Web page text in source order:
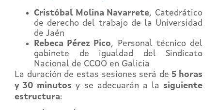
Cristóbal Molina Navarrete, Catedrático
de derecho del trabajo de la Universidad
de Jaén
Rebeca Pérez Pico, Personal técnico del
gabinete de igualdad del Sindicato
Nacional de CCOO en Galicia
La duración de estas sesiones será de 5 horas
y 30 minutos y se adecuarán a la siguiente
estructura: